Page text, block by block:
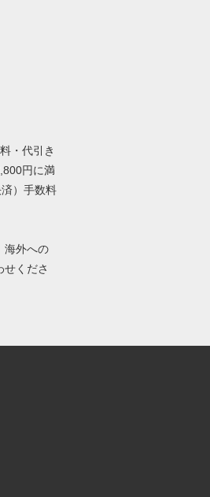
・代引き
円に満
）手数料
海外への
せくださ